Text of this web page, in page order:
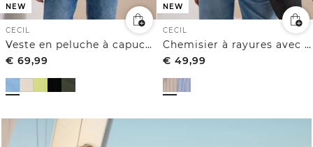
NEW
CECIL
Veste en peluche à capuche, couleur unie
€ 69,99
NEW
CECIL
Chemisier à rayures avec une poche poitrine léopard
€ 49,99